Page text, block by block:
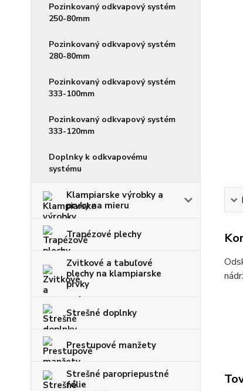
Pozinkovaný odkvapový systém
250-80mm
Pozinkovaný odkvapový systém
280-80mm
Pozinkovaný odkvapový systém
333-100mm
Pozinkovaný odkvapový systém
333-120mm
Doplnky k odkvapovému
systému
Klampiarske výrobky a
prvky na mieru
Trapézové plechy
Zvitkové a tabuľové
plechy na klampiarske
prvky
Strešné doplnky
Prestupové manžety
Strešné paropriepustné
fólie